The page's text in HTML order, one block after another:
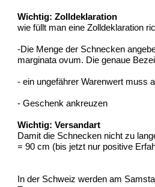
Wichtig: Zolldeklaration
wie füllt man eine Zolldeklaration
-Die Menge der Schnecken
marginata ovum. Die genaue
- ein ungefährer Warenwert muss
- Geschenk ankreuzen
Wichtig: Versandart
Damit die Schnecken nicht zu
= 90 cm (bis jetzt nur positive
In der Schweiz werden am